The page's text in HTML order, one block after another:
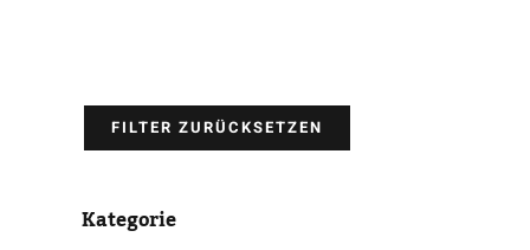
FILTER ZURÜCKSETZEN
Kategorie